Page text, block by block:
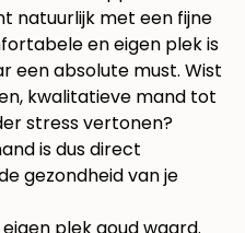
natuurlijk met een fijne
en eigen plek is
een absolute must. Wist
kwalitatieve mand tot
stress vertonen?
is dus direct
gezondheid van je